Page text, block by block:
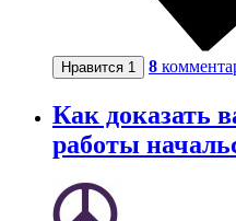
Нравится 1 8
Как доказать
работы